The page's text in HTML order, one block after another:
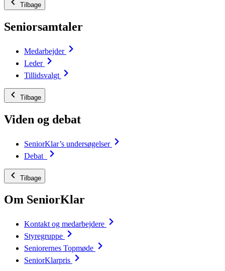
Tilbage
Seniorsamtaler
Medarbejder
Leder
Tillidsvalgt
Tilbage
Viden og debat
SeniorKlar’s undersøgelser
Debat
Tilbage
Om SeniorKlar
Kontakt og medarbejdere
Styregruppe
Seniorernes Topmøde
SeniorKlarpris